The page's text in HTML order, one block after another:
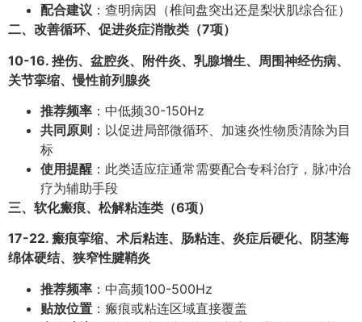
配合建议 ：查明病因（椎间盘突出还是梨状肌综合征）
二、改善循环、促进炎症消散类（7项）
10-16. 挫伤、盆腔炎、附件炎、乳腺增生、周围神经伤病、
关节挛缩、慢性前列腺炎
推荐频率 ：中低频30-150Hz
共同原则 ：以促进局部微循环、加速炎性物质清除为目
标
使用提醒 ：此类适应症通常需要配合专科治疗，脉冲治
疗为辅助手段
三、软化瘢痕、松解粘连类（6项）
17-22. 瘢痕挛缩、术后粘连、肠粘连、炎症后硬化、阴茎海
绵体硬结、狭窄性腱鞘炎
推荐频率 ：中高频100-500Hz
贴放位置 ：瘢痕或粘连区域直接覆盖